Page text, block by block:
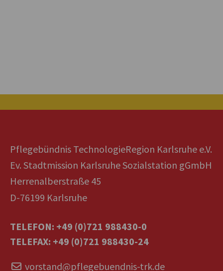
Pflegebündnis TechnologieRegion Karlsruhe e.V.
Ev. Stadtmission Karlsruhe Sozialstation gGmbH
Herrenalberstraße 45
D-76199 Karlsruhe
TELEFON: +49 (0)721 988430-0
TELEFAX: +49 (0)721 988430-24
vorstand@pflegebuendnis-trk.de